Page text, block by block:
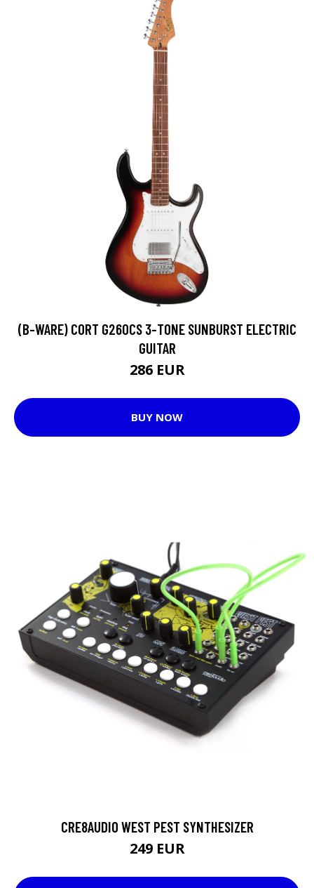
(B-WARE) CORT G260CS 3-TONE SUNBURST ELECTRIC
GUITAR
286 EUR
BUY NOW
CRE8AUDIO WEST PEST SYNTHESIZER
249 EUR